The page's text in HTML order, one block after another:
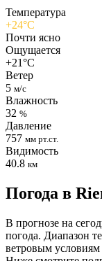
Температура
+24°C
Почти ясно
Ощущается
+21°C
Ветер
5 м/с
Влажность
32 %
Давление
757 мм рт.ст.
Видимость
40.8 км
Погода в
В прогнозе на
погода. Диапазон
ветровым условиям